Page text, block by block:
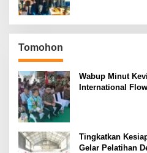
Tomohon
Wabup Minut
International
Tingkatkan
Gelar Pelatihan